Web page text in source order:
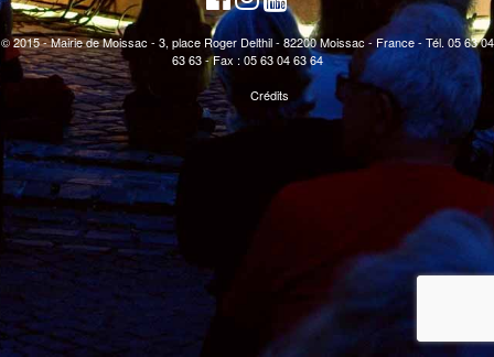
© 2015 - Mairie de Moissac - 3, place Roger Delthil - 82200 Moissac - France - Tél. 05 63 04
63 63 - Fax : 05 63 04 63 64
Crédits